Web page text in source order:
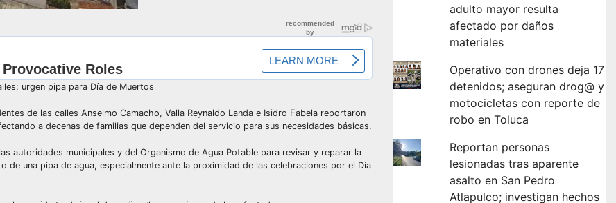
urgen pipa para Día de Muertos
de las calles Anselmo Camacho, Valla Reynaldo Landa e Isidro Fabela reportaron
a decenas de familias que dependen del servicio para sus necesidades básicas.
autoridades municipales y del Organismo de Agua Potable para revisar y reparar la
una pipa de agua, especialmente ante la proximidad de las celebraciones por el Día
adulto mayor resulta
afectado por daños
materiales
Operativo con drones deja 17
detenidos; aseguran drog@ y
motocicletas con reporte de
robo en Toluca
Reportan personas
lesionadas tras aparente
asalto en San Pedro
Atlapulco; investigan hechos